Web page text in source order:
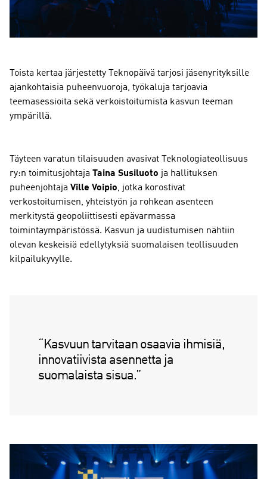
Toista kertaa järjestetty Teknopäivä tarjosi jäsenyrityksille
ajankohtaisia puheenvuoroja, työkaluja tarjoavia
teemasessioita sekä verkoistoitumista kasvun teeman
ympärillä.
Täyteen varatun tilaisuuden avasivat Teknologiateollisuus
ry:n toimitusjohtaja Taina Susiluoto ja hallituksen
puheenjohtaja Ville Voipio, jotka korostivat
verkostoitumisen, yhteistyön ja rohkean asenteen
merkitystä geopoliittisesti epävarmassa
toimintaympäristössä. Kasvun ja uudistumisen nähtiin
olevan keskeisiä edellytyksiä suomalaisen teollisuuden
kilpailukyvylle.
“Kasvuun tarvitaan osaavia ihmisiä,
innovatiivista asennetta ja
suomalaista sisua.”